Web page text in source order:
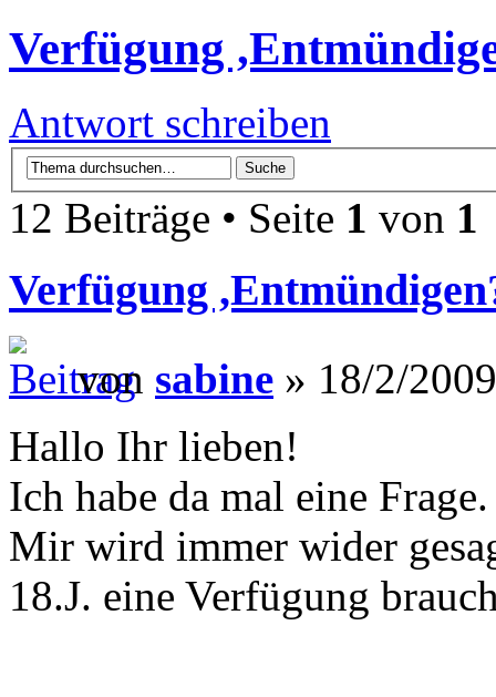
Verfügung
Antwort schreiben
12 Beiträge • Seite 1 von 1
Verfügung
von sabine » 18/2/
Hallo Ihr lieben!
Ich habe da mal eine Frage.
Mir wird immer wider
18.J. eine Verfügung